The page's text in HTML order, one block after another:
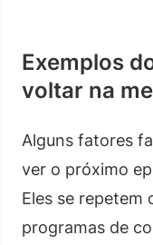
Exemplos
voltar na
Alguns fatores
ver o próximo
Eles se repetem
programas de